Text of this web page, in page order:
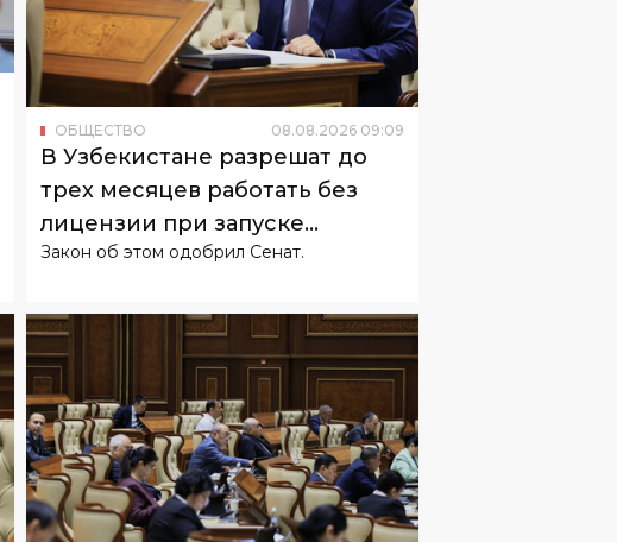
ОБЩЕСТВО 08.08.2026 09:09
В Узбекистане разрешат до
трех месяцев работать без
лицензии при запуске
бизнеса
Закон об этом одобрил Сенат.